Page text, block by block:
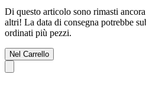
Di questo articolo sono rimasti
altri! La data di consegna potrebbe
ordinati più pezzi.
Nel Carrello